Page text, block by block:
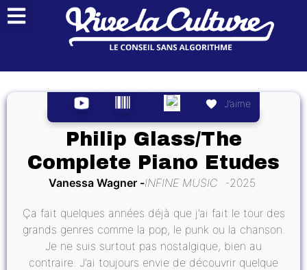
J’aime
Philip Glass/The
Complete Piano Etudes
Vanessa Wagner INFINE MUSIC 2025
Ça fait quelques années déjà que j’ai fait le tour des
grands genres comme la pop, le punk ou la chanson.
Je ne suis surtout pas nostalgique, bien au
contraire. J’ai toujours envie de découvrir quelque